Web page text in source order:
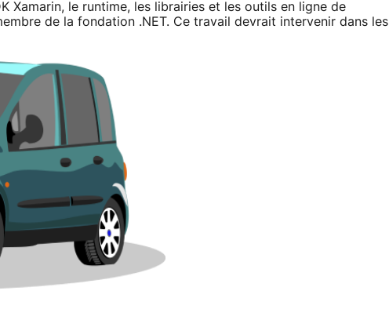
Xamarin, le runtime, les librairies et les outils en ligne de
de la fondation .NET. Ce travail devrait intervenir dans les